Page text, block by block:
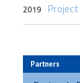
2019
Partners